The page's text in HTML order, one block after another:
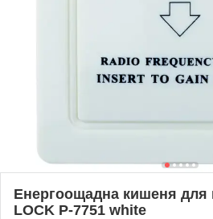
Енергоощадна кишеня для
LOCK P-7751 white